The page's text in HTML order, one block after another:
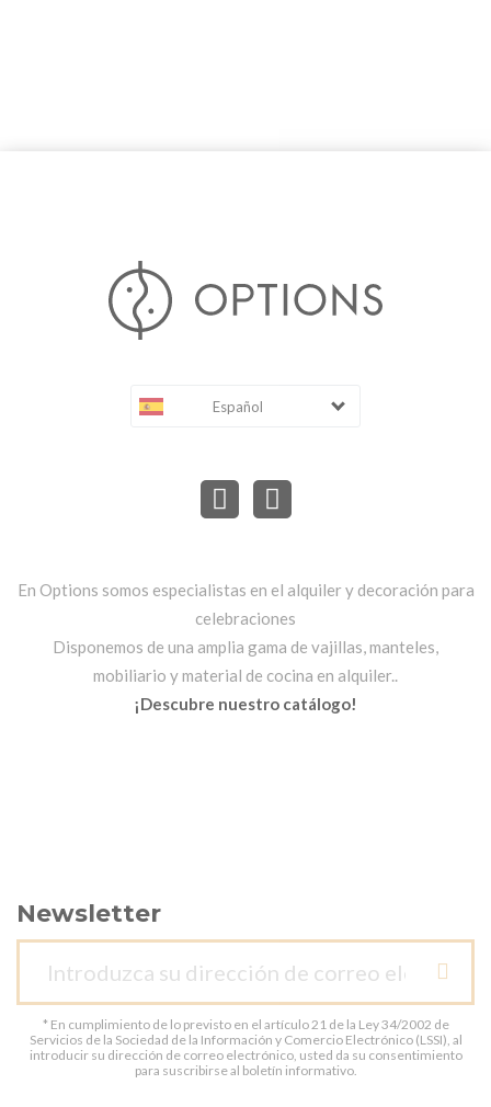
Español
En Options somos especialistas en el alquiler y decoración para
celebraciones
Disponemos de una amplia gama de vajillas, manteles,
mobiliario y material de cocina en alquiler..
¡Descubre nuestro catálogo!
Newsletter
* En cumplimiento de lo previsto en el artículo 21 de la Ley 34/2002 de
Servicios de la Sociedad de la Información y Comercio Electrónico (LSSI), al
introducir su dirección de correo electrónico, usted da su consentimiento
para suscribirse al boletín informativo.